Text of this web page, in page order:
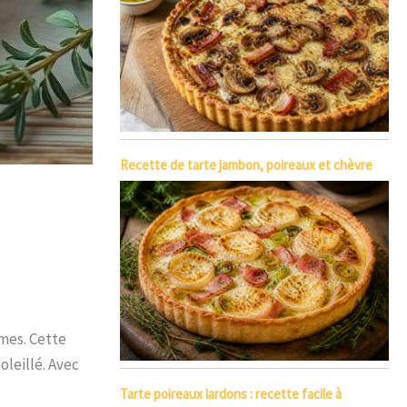
Cette
Avec
Recette de tarte jambon, poireaux et chèvre
Tarte poireaux lardons : recette facile à